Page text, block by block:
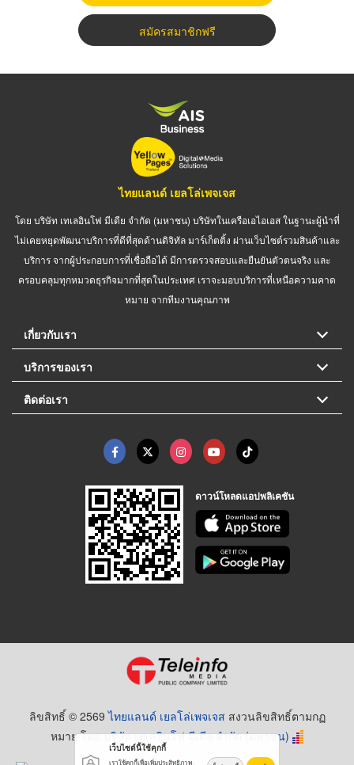
สมัครสมาชิกฟรี
ไทยแลนด์ เยลโล่เพจเจส
โดย บริษัท เทเลอินโฟ มีเดีย จำกัด (มหาชน) บริษัทในเครือเอไอเอส ในฐานะผู้นำที่
ไม่เคยหยุดพัฒนาบริการที่ดีที่สุดด้านดิจิทัล มาร์เก็ตติ้ง ผ่านเว็บไซต์รวมสินค้าและ
บริการ จากผู้ประกอบการที่เชื่อถือได้ มีการตรวจสอบและยืนยันตัวตนจริง และ
ครอบคลุมทุกหมวดธุรกิจมากที่สุดในประเทศ เราจะมอบบริการที่เหนือความคาด
หมาย จากทีมงานคุณภาพ
เกี่ยวกับเรา
บริการของเรา
ติดต่อเรา
ดาวน์โหลดแอปพลิเคชัน
ลิขสิทธิ์ © 2569ไทยแลนด์ เยลโล่เพจเจส สงวนลิขสิทธิ์ตามกฏ
หมาย โดยบริษัท เทเลอินโฟ มีเดีย จำกัด (มหาชน)
เว็บไซต์นี้ใช้คุกกี้
เราใช้คุกกี้เพื่อเพิ่มประสิทธิภาพ